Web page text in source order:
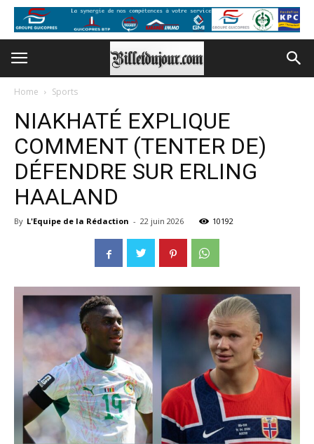
Home Sports
NIAKHATÉ EXPLIQUE
COMMENT (TENTER DE)
DÉFENDRE SUR ERLING
HAALAND
By L'Equipe de la Rédaction - 22 juin 2026 10192